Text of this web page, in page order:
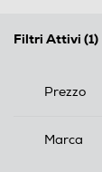
Filtri Attivi (1)
Prezzo
Marca